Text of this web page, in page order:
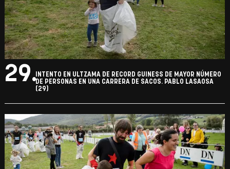
29. INTENTO EN ULTZAMA DE RECORD GUINESS DE MAYOR NÚMERO
DE PERSONAS EN UNA CARRERA DE SACOS. PABLO LASAOSA
(29)